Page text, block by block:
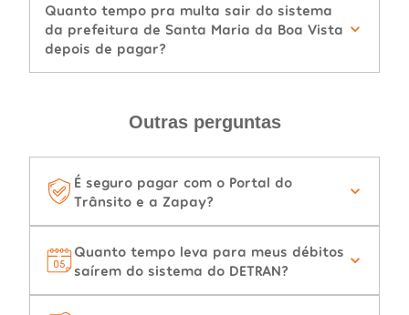
Quanto tempo pra multa sair do sistema
da prefeitura de Santa Maria da Boa Vista
depois de pagar?
Outras perguntas
É seguro pagar com o Portal do
Trânsito e a Zapay?
Quanto tempo leva para meus débitos
saírem do sistema do DETRAN?